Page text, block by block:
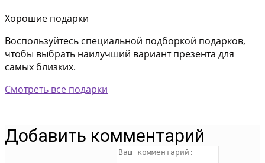
Хорошие подарки
Воспользуйтесь специальной подборкой подарков,
чтобы выбрать наилучший вариант презента для
самых близких.
Смотреть все подарки
Добавить комментарий